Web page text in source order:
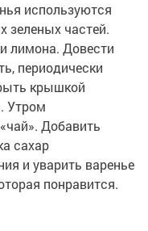
используются
зеленых частей.
лимона. Довести
периодически
крышкой
Утром
Добавить
сахар
и уварить варенье
понравится.